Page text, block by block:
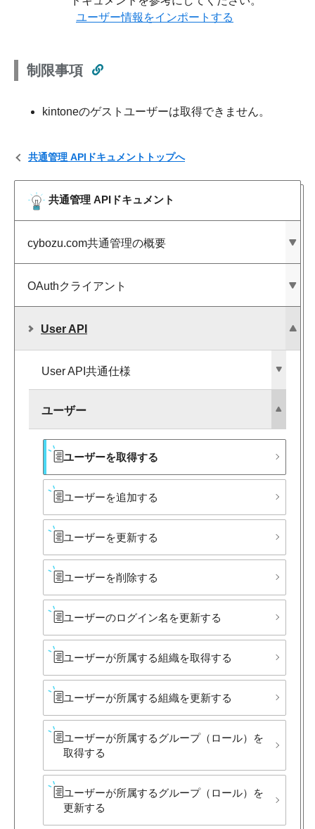
共通管理 APIドキュメントトップへ
共通管理 APIドキュメント
cybozu.com共通管理の​概要
OAuthクライアント
User API
User API共通仕様
ユーザー
ユーザーを​取得する
ユーザーを​追加する
ユーザーを​更新する
ユーザーを​削除する
ユーザーの​ログイン名を​更新する
ユーザーが​所属する​組織を​取得する
ユーザーが​所属する​組織を​更新する
ユーザーが​所属する​グループ​（ロール）を​
取得する
ユーザーが​所属する​グループ​（ロール）を​
更新する
ユーザー情報をインポートする
制限事項
kintoneのゲストユーザーは取得できません。